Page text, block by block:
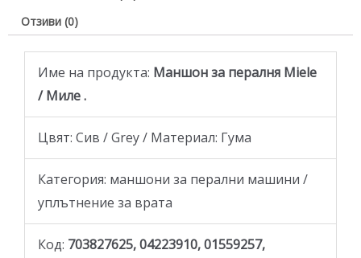
Отзиви (0)
Име на продукта: Маншон за пералня Miele
/ Миле .
Цвят: Сив / Grey / Материал: Гума
Категория: маншони за перални машини /
уплътнение за врата
Код: 703827625, 04223910, 01559257,